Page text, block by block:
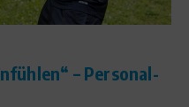
– Personal-